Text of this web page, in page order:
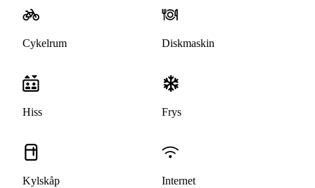
Cykelrum Diskmaskin
Hiss Frys
Kylskåp Internet